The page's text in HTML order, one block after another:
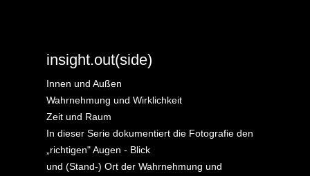
insight.out(side)
Innen und Außen
Wahrnehmung und Wirklichkeit
Zeit und Raum
In dieser Serie dokumentiert die Fotografie den
„richtigen" Augen - Blick
und (Stand-) Ort der Wahrnehmung und